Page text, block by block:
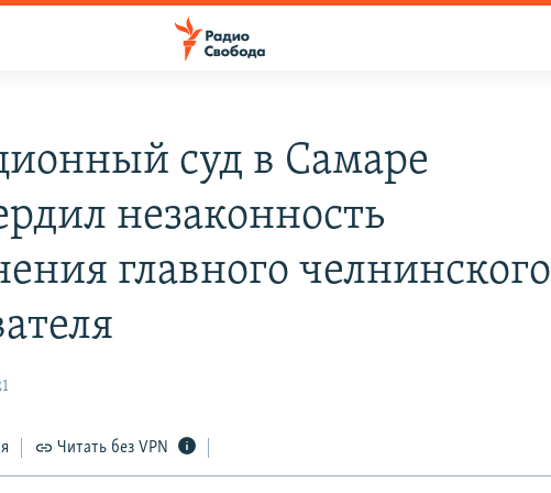
суд в Самаре
незаконность
главного челнинского
Читать без VPN